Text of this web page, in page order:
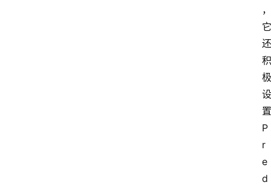
，
它
还
积
极
设
置
P
r
e
d